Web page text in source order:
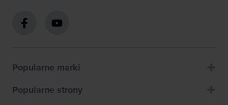
Popularne marki
Popularne strony